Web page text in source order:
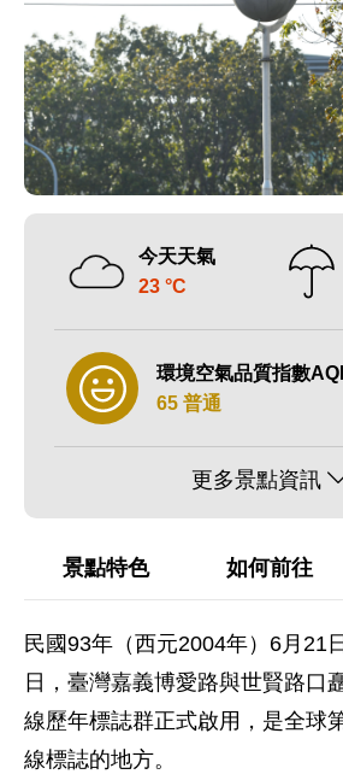
今天天氣
23 °C
環境空氣品質指數AQI
65 普通
更多景點資訊
景點特色 如何前往
民國93年（西元2004年）6月21
日，臺灣嘉義博愛路與世賢路口
線歷年標誌群正式啟用，是全球
線標誌的地方。